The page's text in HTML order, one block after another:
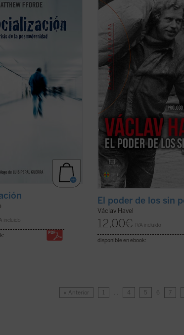
caracteriza a la
es la pérdida de
«desocialización» es
por Matthew Fforde
sus orígenes,
y los mecanismos de
incluido
El poder de los sin poderes
obras más importantes de
(1936-2011), un ensayo que
verdadero grito de libertad
setenta y que pronto se
manifiesto de la disidencia en
ficha)
El poder de los sin
Václav Havel
12,00€ IVA incluido
disponible en ebook:
« Anterior 1 … 4 5 6 7